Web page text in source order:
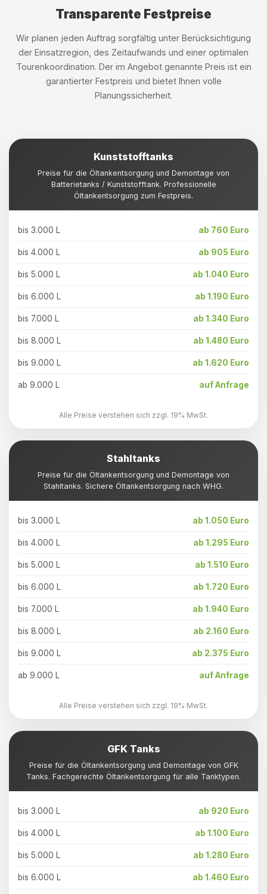
Transparente Festpreise
Wir planen jeden Auftrag sorgfältig unter Berücksichtigung
der Einsatzregion, des Zeitaufwands und einer optimalen
Tourenkoordination. Der im Angebot genannte Preis ist ein
garantierter Festpreis und bietet Ihnen volle
Planungssicherheit.
Kunststofftanks
Preise für die Öltankentsorgung und Demontage von
Batterietanks / Kunststofftank. Professionelle
Öltankentsorgung zum Festpreis.
bis 3.000 L ab 760 Euro
bis 4.000 L ab 905 Euro
bis 5.000 L ab 1.040 Euro
bis 6.000 L ab 1.190 Euro
bis 7.000 L ab 1.340 Euro
bis 8.000 L ab 1.480 Euro
bis 9.000 L ab 1.620 Euro
ab 9.000 L auf Anfrage
Alle Preise verstehen sich zzgl. 19% MwSt.
Stahltanks
Preise für die Öltankentsorgung und Demontage von
Stahltanks. Sichere Öltankentsorgung nach WHG.
bis 3.000 L ab 1.050 Euro
bis 4.000 L ab 1.295 Euro
bis 5.000 L ab 1.510 Euro
bis 6.000 L ab 1.720 Euro
bis 7.000 L ab 1.940 Euro
bis 8.000 L ab 2.160 Euro
bis 9.000 L ab 2.375 Euro
ab 9.000 L auf Anfrage
Alle Preise verstehen sich zzgl. 19% MwSt.
GFK Tanks
Preise für die Öltankentsorgung und Demontage von GFK
Tanks. Fachgerechte Öltankentsorgung für alle Tanktypen.
bis 3.000 L ab 920 Euro
bis 4.000 L ab 1.100 Euro
bis 5.000 L ab 1.280 Euro
bis 6.000 L ab 1.460 Euro